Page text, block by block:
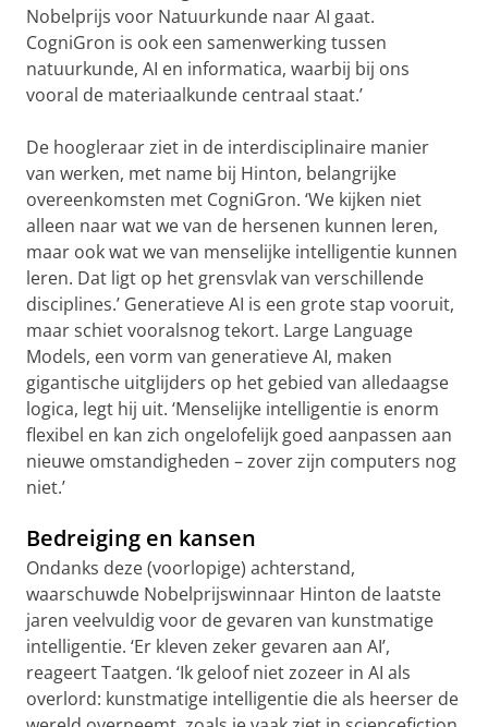
Nobelprijs voor Natuurkunde naar AI gaat.
CogniGron is ook een samenwerking tussen
natuurkunde, AI en informatica, waarbij bij ons
vooral de materiaalkunde centraal staat.’
De hoogleraar ziet in de interdisciplinaire manier
van werken, met name bij Hinton, belangrijke
overeenkomsten met CogniGron. ‘We kijken niet
alleen naar wat we van de hersenen kunnen leren,
maar ook wat we van menselijke intelligentie kunnen
leren. Dat ligt op het grensvlak van verschillende
disciplines.’ Generatieve AI is een grote stap vooruit,
maar schiet vooralsnog tekort. Large Language
Models, een vorm van generatieve AI, maken
gigantische uitglijders op het gebied van alledaagse
logica, legt hij uit. ‘Menselijke intelligentie is enorm
flexibel en kan zich ongelofelijk goed aanpassen aan
nieuwe omstandigheden – zover zijn computers nog
niet.’
Bedreiging en kansen
Ondanks deze (voorlopige) achterstand,
waarschuwde Nobelprijswinnaar Hinton de laatste
jaren veelvuldig voor de gevaren van kunstmatige
intelligentie. ‘Er kleven zeker gevaren aan AI’,
reageert Taatgen. ‘Ik geloof niet zozeer in AI als
overlord: kunstmatige intelligentie die als heerser de